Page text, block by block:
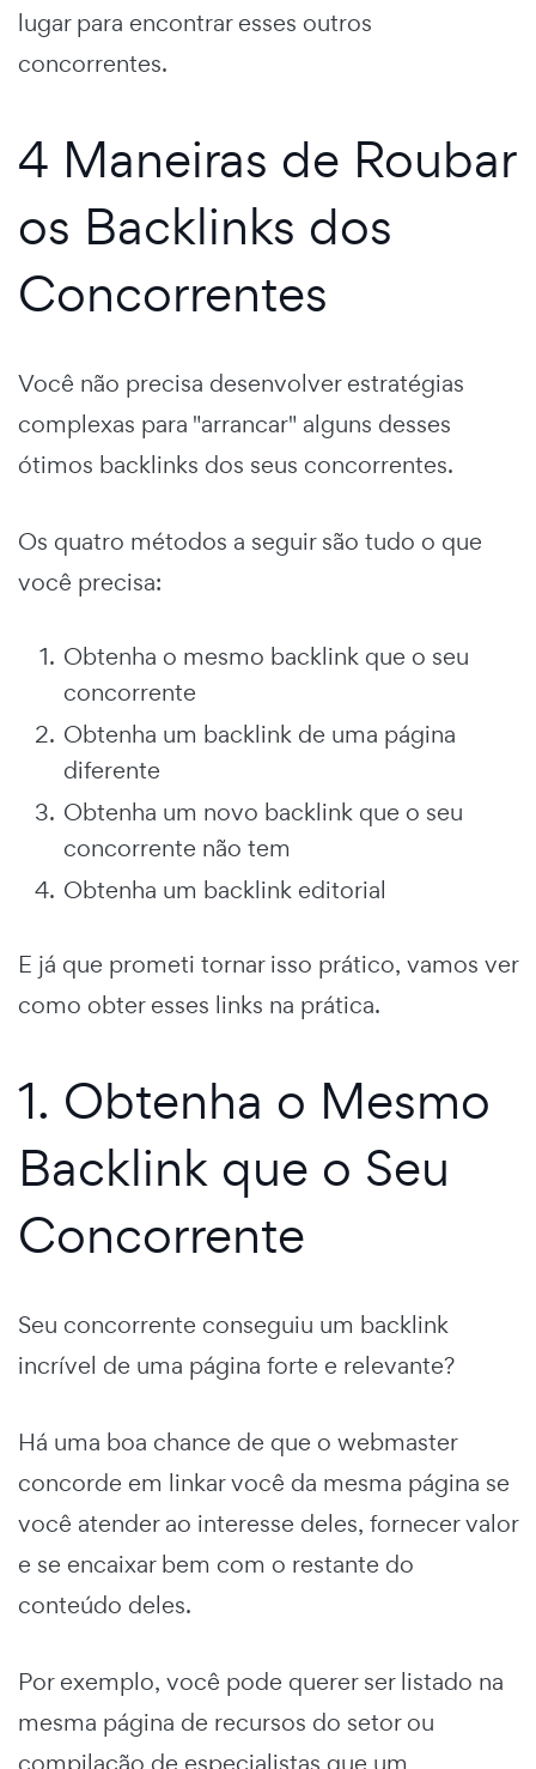
lugar para encontrar esses outros
concorrentes.
4 Maneiras de Roubar
os Backlinks dos
Concorrentes
Você não precisa desenvolver estratégias
complexas para "arrancar" alguns desses
ótimos backlinks dos seus concorrentes.
Os quatro métodos a seguir são tudo o que
você precisa:
Obtenha o mesmo backlink que o seu
concorrente
Obtenha um backlink de uma página
diferente
Obtenha um novo backlink que o seu
concorrente não tem
Obtenha um backlink editorial
E já que prometi tornar isso prático, vamos ver
como obter esses links na prática.
1. Obtenha o Mesmo
Backlink que o Seu
Concorrente
Seu concorrente conseguiu um backlink
incrível de uma página forte e relevante?
Há uma boa chance de que o webmaster
concorde em linkar você da mesma página se
você atender ao interesse deles, fornecer valor
e se encaixar bem com o restante do
conteúdo deles.
Por exemplo, você pode querer ser listado na
mesma página de recursos do setor ou